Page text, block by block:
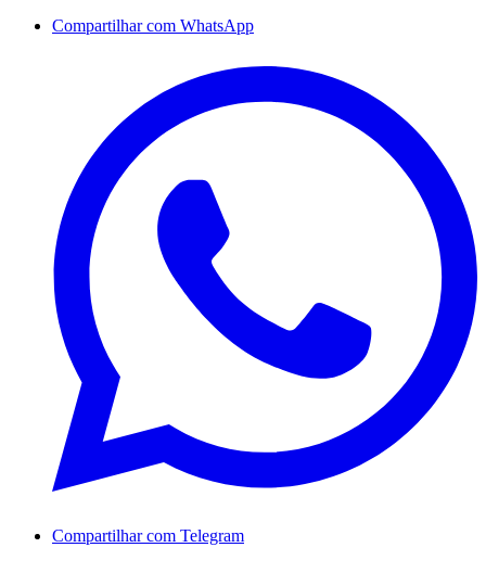
Compartilhar com WhatsApp
Compartilhar com Telegram